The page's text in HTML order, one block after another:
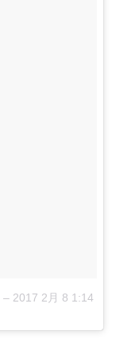
– 2017 2月 8 1:14